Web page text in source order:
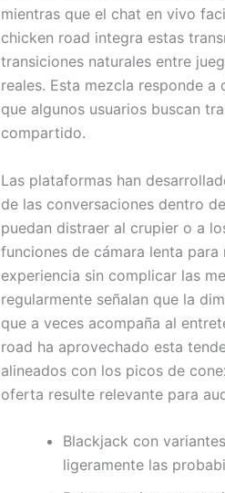
mientras que el chat en vivo
chicken road integra estas
transiciones naturales entre
reales. Esta mezcla responde
que algunos usuarios buscan
compartido.
Las plataformas han
de las conversaciones dentro
puedan distraer al crupier o a
funciones de cámara lenta
experiencia sin complicar las
regularmente señalan que la
que a veces acompaña al
road ha aprovechado esta
alineados con los picos de
oferta resulte relevante para
Blackjack con
ligeramente las